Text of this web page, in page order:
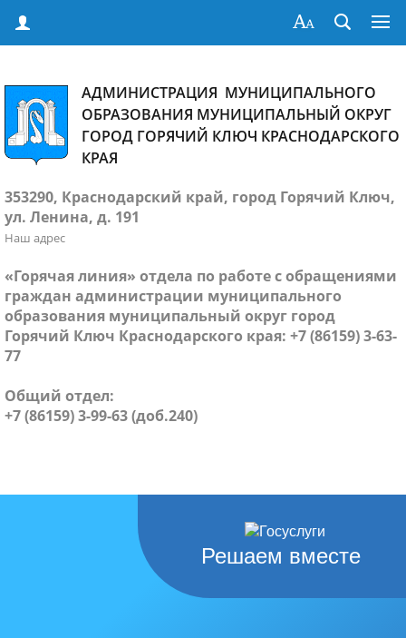
АДМИНИСТРАЦИЯ МУНИЦИПАЛЬНОГО
ОБРАЗОВАНИЯ МУНИЦИПАЛЬНЫЙ ОКРУГ
ГОРОД ГОРЯЧИЙ КЛЮЧ КРАСНОДАРСКОГО
КРАЯ
353290, Краснодарский край, город Горячий Ключ,
ул. Ленина, д. 191
Наш адрес
«Горячая линия» отдела по работе с обращениями
граждан администрации муниципального
образования муниципальный округ город
Горячий Ключ Краснодарского края: +7 (86159) 3-63-
77
Общий отдел:
+7 (86159) 3-99-63 (доб.240)
Решаем вместе